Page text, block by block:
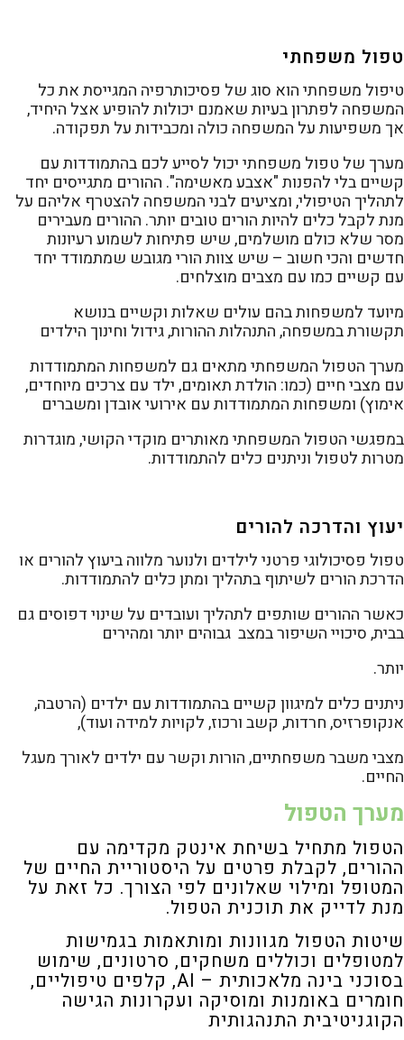
טפול משפחתי
טיפול משפחתי הוא סוג של פסיכותרפיה המגייסת את כל
המשפחה לפתרון בעיות שאמנם יכולות להופיע אצל היחיד,
אך משפיעות על המשפחה כולה ומכבידות על תפקודה.
מערך של טפול משפחתי יכול לסייע לכם בהתמודדות עם
קשיים בלי להפנות "אצבע מאשימה". ההורים מתגייסים יחד
לתהליך הטיפולי, ומציעים לבני המשפחה להצטרף אליהם על
מנת לקבל כלים להיות הורים טובים יותר. ההורים מעבירים
מסר שלא כולם מושלמים, שיש פתיחות לשמוע רעיונות
חדשים והכי חשוב – שיש צוות הורי מגובש שמתמודד יחד
עם קשיים כמו עם מצבים מוצלחים.
מיועד למשפחות בהם עולים שאלות וקשיים בנושא
תקשורת במשפחה, התנהלות ההורות, גידול וחינוך הילדים
מערך הטפול המשפחתי מתאים גם למשפחות המתמודדות
עם מצבי חיים (כמו: הולדת תאומים, ילד עם צרכים מיוחדים,
אימוץ) ומשפחות המתמודדות עם אירועי אובדן ומשברים
במפגשי הטפול המשפחתי מאותרים מוקדי הקושי, מוגדרות
מטרות לטפול וניתנים כלים להתמודדות.
יעוץ והדרכה להורים
טפול פסיכולוגי פרטני לילדים ולנוער מלווה ביעוץ להורים או
הדרכת הורים לשיתוף בתהליך ומתן כלים להתמודדות.
כאשר ההורים שותפים לתהליך ועובדים על שינוי דפוסים גם
בבית, סיכויי השיפור במצב גבוהים יותר ומהירים
יותר.
ניתנים כלים למיגוון קשיים בהתמודדות עם ילדים (הרטבה,
אנקופרזיס, חרדות, קשב ורכוז, לקויות למידה ועוד),
מצבי משבר משפחתיים, הורות וקשר עם ילדים לאורך מעגל
החיים.
מערך הטפול
הטפול מתחיל בשיחת אינטק מקדימה עם
ההורים, לקבלת פרטים על היסטוריית החיים של
המטופל ומילוי שאלונים לפי הצורך. כל זאת על
מנת לדייק את תוכנית הטפול.
שיטות הטפול מגוונות ומותאמות בגמישות
למטופלים וכוללים משחקים, סרטונים, שימוש
בסוכני בינה מלאכותית – AI, קלפים טיפוליים,
חומרים באומנות ומוסיקה ועקרונות הגישה
הקוגניטיבית התנהגותית